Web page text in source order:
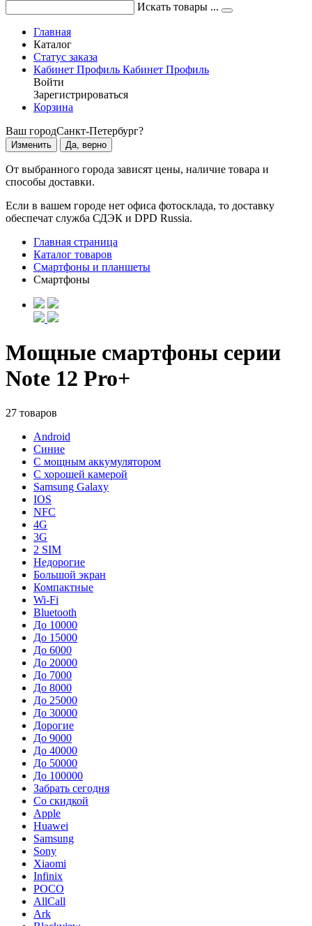
Искать товары ...
Главная
Каталог
Статус заказа
Кабинет Профиль Кабинет Профиль
Войти
Зарегистрироваться
Корзина
Ваш городСанкт-Петербург?
Изменить Да, верно
От выбранного города зависят цены, наличие товара и
способы доставки.
Если в вашем городе нет офиса фотосклада, то доставку
обеспечат служба СДЭК и DPD Russia.
Главная страница
Каталог товаров
Смартфоны и планшеты
Смартфоны
Мощные смартфоны серии
Note 12 Pro+
27 товаров
Android
Синие
С мощным аккумулятором
С хорошей камерой
Samsung Galaxy
IOS
NFC
4G
3G
2 SIM
Недорогие
Большой экран
Компактные
Wi-Fi
Bluetooth
До 10000
До 15000
До 6000
До 20000
До 7000
До 8000
До 25000
До 30000
Дорогие
До 9000
До 40000
До 50000
До 100000
Забрать сегодня
Со скидкой
Apple
Huawei
Samsung
Sony
Xiaomi
Infinix
POCO
AllCall
Ark